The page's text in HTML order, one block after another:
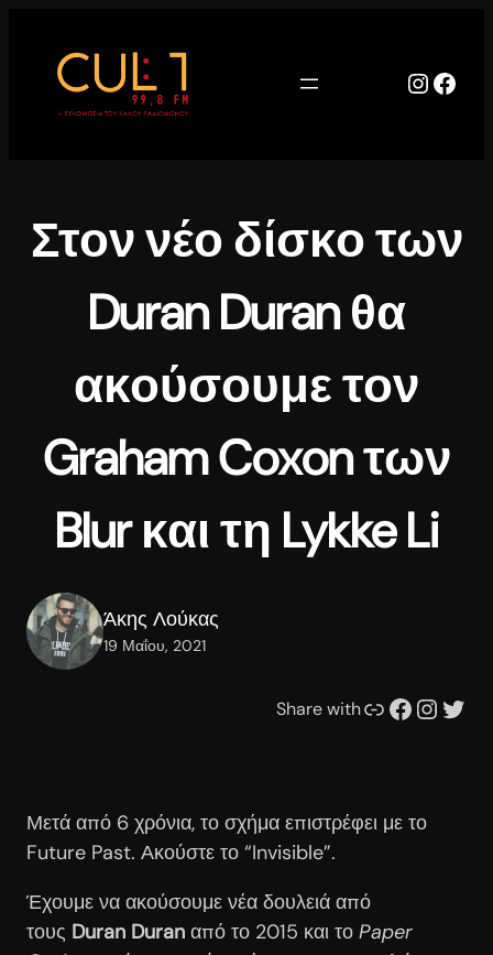
περιεχόμενο
Στον νέο δίσκο των
Duran Duran θα
ακούσουμε τον
Graham Coxon των
Blur και τη Lykke Li
Άκης Λούκας
19 Μαΐου, 2021
Share withΣυνδέσμου Facebook Instagram Twitter
Μετά από 6 χρόνια, το σχήμα επιστρέφει με το
Future Past. Ακούστε το “Invisible”.
Έχουμε να ακούσουμε νέα δουλειά από
τους Duran Duran από το 2015 και το Paper